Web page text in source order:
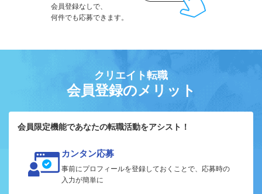
会員登録なしで、
何件でも応募できます。
クリエイト転職
会員登録のメリット
会員限定機能であなたの転職活動をアシスト！
カンタン応募
事前にプロフィールを登録しておくことで、応募時の
入力が簡単に